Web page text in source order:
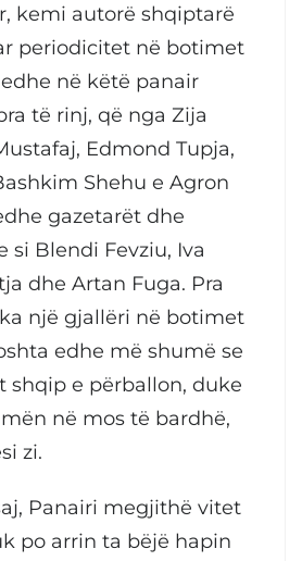
kemi autorë shqiptarë
periodicitet në botimet
në këtë panair
të rinj, që nga Zija
Edmond Tupja,
Shehu e Agron
gazetarët dhe
si Blendi Fevziu, Iva
dhe Artan Fuga. Pra
një gjallëri në botimet
edhe më shumë se
shqip e përballon, duke
në mos të bardhë,
zi.
Panairi megjithë vitet
po arrin ta bëjë hapin